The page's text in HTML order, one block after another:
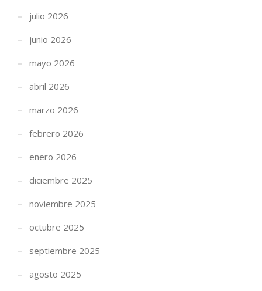
julio 2026
junio 2026
mayo 2026
abril 2026
marzo 2026
febrero 2026
enero 2026
diciembre 2025
noviembre 2025
octubre 2025
septiembre 2025
agosto 2025